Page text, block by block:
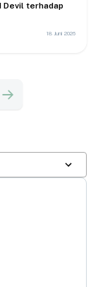
Devil terhadap
18 Juni 2026